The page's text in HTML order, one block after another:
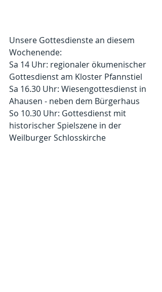
Unsere Gottesdienste an diesem
Wochenende:
Sa 14 Uhr: regionaler ökumenischer
Gottesdienst am Kloster Pfannstiel
Sa 16.30 Uhr: Wiesengottesdienst in
Ahausen - neben dem Bürgerhaus
So 10.30 Uhr: Gottesdienst mit
historischer Spielszene in der
Weilburger Schlosskirche